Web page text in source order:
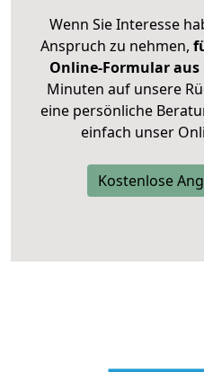
Wenn Sie Interesse
Anspruch zu nehmen,
Online-Formular aus
Minuten auf unsere
eine persönliche
einfach unser
Kostenlose